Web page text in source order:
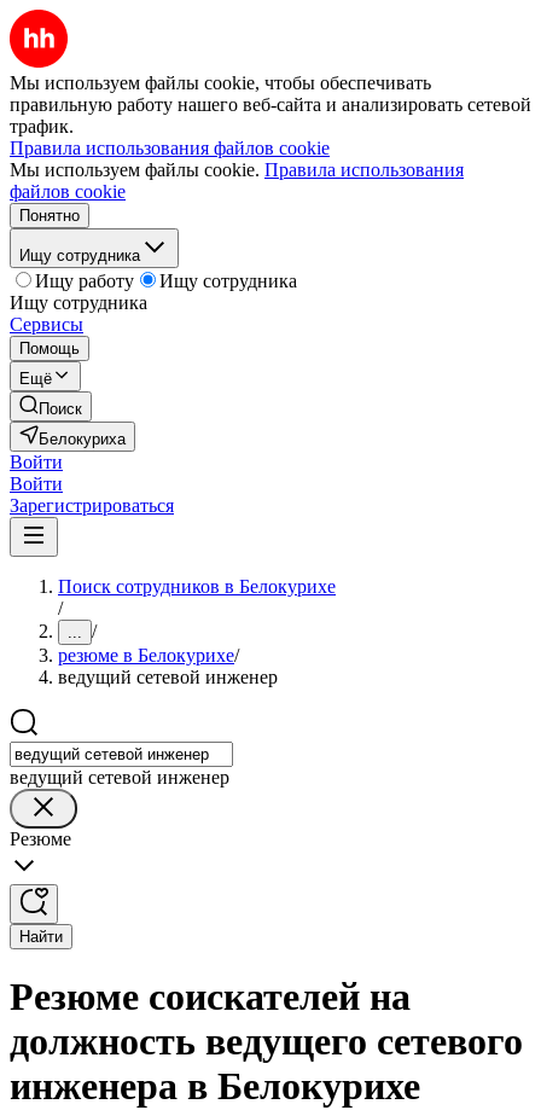
Мы используем файлы cookie, чтобы обеспечивать
правильную работу нашего веб-сайта и анализировать сетевой
трафик.
Правила использования файлов cookie
Мы используем файлы cookie. Правила использования
файлов cookie
Понятно
Ищу сотрудника
Ищу работу
Ищу сотрудника
Ищу сотрудника
Сервисы
Помощь
Ещё
Поиск
Белокуриха
Войти
Войти
Зарегистрироваться
Поиск сотрудников в Белокурихе
/
... /
резюме в Белокурихе/
ведущий сетевой инженер
ведущий сетевой инженер
Резюме
Найти
Резюме соискателей на
должность ведущего сетевого
инженера в Белокурихе